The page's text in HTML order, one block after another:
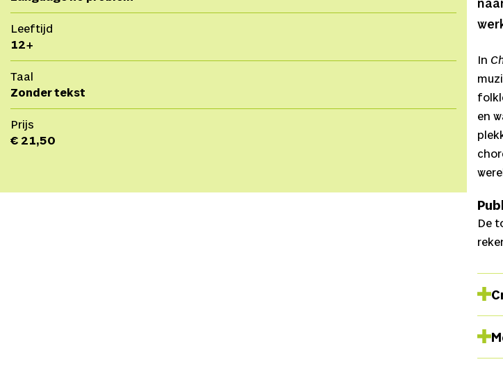
Leeftijd
12+
Taal
Zonder tekst
Prijs
€ 21,50
In
en
De